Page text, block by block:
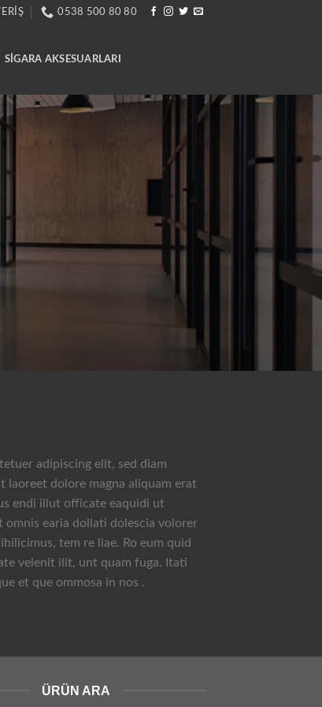
0538 500 80 80
SIGARA AKSESUARLARI
adipiscing elit, sed diam
dolore magna aliquam erat
endi illut officate eaquidi ut
earia dollati dolescia volorer
tem re liae. Ro eum quid
velenit ilit, unt quam fuga. Itati
et que ommosa in nos .
ÜRÜN ARA